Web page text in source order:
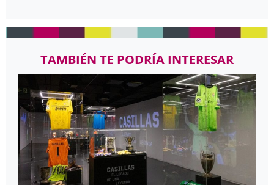
TAMBIÉN TE PODRÍA INTERESAR